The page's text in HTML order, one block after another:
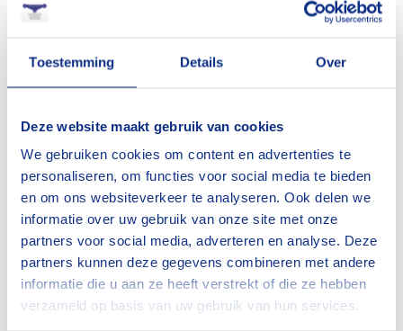
Toestemming Details Over
Deze website maakt gebruik van cookies
We gebruiken cookies om content en advertenties te
personaliseren, om functies voor social media te bieden
en om ons websiteverkeer te analyseren. Ook delen we
informatie over uw gebruik van onze site met onze
partners voor social media, adverteren en analyse. Deze
partners kunnen deze gegevens combineren met andere
informatie die u aan ze heeft verstrekt of die ze hebben
verzameld op basis van uw gebruik van hun services.
Optioneel ook volledig elektrische spinhoogwerkers
• Verschilt per type: automatische afstempeling
Welke soorten spinhoogwerkers
heeft Jekuntmijhuren.nl?
Het aanbod spinhoogwerkers van Jekuntmijhuren
bestaat uit diverse topmerken, zoals Hinowa, Teupen
en Oil&Steel. Wij kopen alleen in bij kwalitatief
uitstekende merken die robuuste, solide machines
leveren. Daarnaast zorgen onze vakbekwame monteurs